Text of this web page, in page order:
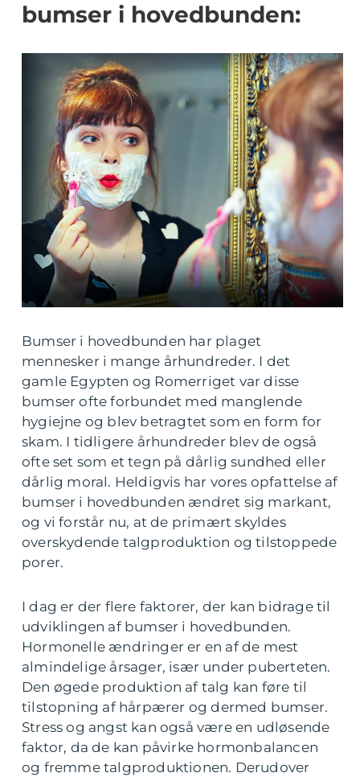
bumser i hovedbunden:
Bumser i hovedbunden har plaget
mennesker i mange århundreder. I det
gamle Egypten og Romerriget var disse
bumser ofte forbundet med manglende
hygiejne og blev betragtet som en form for
skam. I tidligere århundreder blev de også
ofte set som et tegn på dårlig sundhed eller
dårlig moral. Heldigvis har vores opfattelse af
bumser i hovedbunden ændret sig markant,
og vi forstår nu, at de primært skyldes
overskydende talgproduktion og tilstoppede
porer.
I dag er der flere faktorer, der kan bidrage til
udviklingen af bumser i hovedbunden.
Hormonelle ændringer er en af de mest
almindelige årsager, især under puberteten.
Den øgede produktion af talg kan føre til
tilstopning af hårpærer og dermed bumser.
Stress og angst kan også være en udløsende
faktor, da de kan påvirke hormonbalancen
og fremme talgproduktionen. Derudover